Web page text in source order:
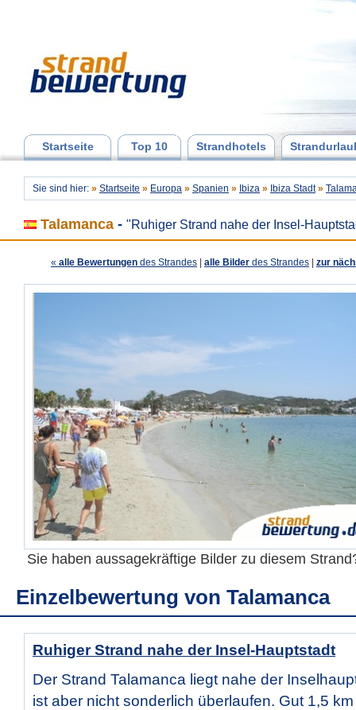
Startseite Top 10 Strandhotels
Sie sind hier: » Startseite » Europa » Spanien » Ibiza » Ibiza Stadt »
Talamanca - "Ruhiger Strand nahe der Insel-
« alle Bewertungen des Strandes alle Bilder des Strandes zur
Sie haben aussagekräftige Bilder zu diesem
Einzelbewertung von Talamanca
Ruhiger Strand nahe der Insel-Hauptstadt
Der Strand Talamanca liegt nahe der
ist aber nicht sonderlich überlaufen. Gut 1,5